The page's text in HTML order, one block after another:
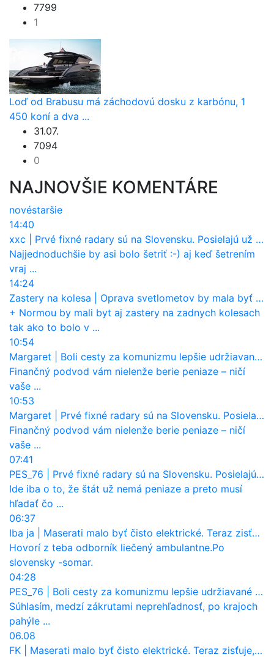
7799
1
Loď od Brabusu má záchodovú dosku z karbónu, 1
450 koní a dva ...
31.07.
7094
0
NAJNOVŠIE KOMENTÁRE
novéstaršie
14:40
xxc
Prvé fixné radary sú na Slovensku. Posielajú už pokuty? Ukáže ich Waze?
Najjednoduchšie by asi bolo šetriť :-) aj keď šetrením
vraj ...
14:24
Zastery na kolesa
Oprava svetlometov by mala byť normou. Jeden nový dnes stojí priemerne 1251 eur!
+ Normou by mali byt aj zastery na zadnych kolesach
tak ako to bolo v ...
10:54
Margaret
Boli cesty za komunizmu lepšie udržiavané ako dnes?
Finančný podvod vám nielenže berie peniaze – ničí
vaše ...
10:53
Margaret
Prvé fixné radary sú na Slovensku. Posielajú už pokuty? Ukáže ich Waze?
Finančný podvod vám nielenže berie peniaze – ničí
vaše ...
07:41
PES_76
Prvé fixné radary sú na Slovensku. Posielajú už pokuty? Ukáže ich Waze?
Ide iba o to, že štát už nemá peniaze a preto musí
hľadať čo ...
06:37
Iba ja
Maserati malo byť čisto elektrické. Teraz zisťuje, že potrebuje nový osemvalcový motor
Hovorí z teba odborník liečený ambulantne.Po
slovensky -somar.
04:28
PES_76
Boli cesty za komunizmu lepšie udržiavané ako dnes?
Súhlasím, medzí zákrutami neprehľadnosť, po krajoch
pahýle ...
06.08
FK
Maserati malo byť čisto elektrické. Teraz zisťuje, že potrebuje nový osemvalcový motor